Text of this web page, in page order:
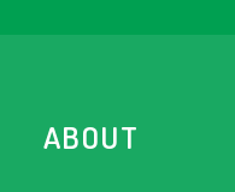
ABOUT